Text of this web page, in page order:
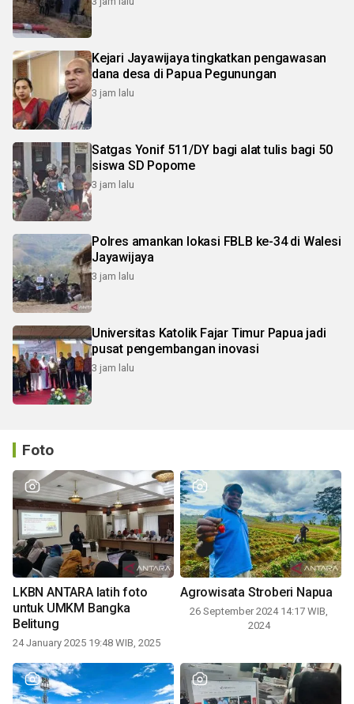
Kejari Jayawijaya tingkatkan pengawasan
dana desa di Papua Pegunungan
3 jam lalu
Satgas Yonif 511/DY bagi alat tulis bagi 50
siswa SD Popome
3 jam lalu
Polres amankan lokasi FBLB ke-34 di Walesi
Jayawijaya
3 jam lalu
Universitas Katolik Fajar Timur Papua jadi
pusat pengembangan inovasi
3 jam lalu
Foto
LKBN ANTARA latih foto
untuk UMKM Bangka
Belitung
24 January 2025 19:48 WIB, 2025
Agrowisata Stroberi Napua
26 September 2024 14:17 WIB,
2024